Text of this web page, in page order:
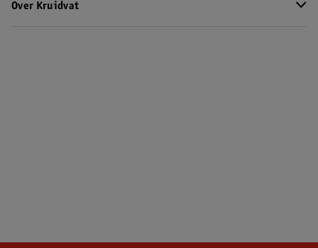
Over Kruidvat